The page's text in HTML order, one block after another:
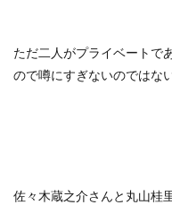
ただ二人がプライベートで
ので噂にすぎないのではな
佐々木蔵之介さんと丸山桂